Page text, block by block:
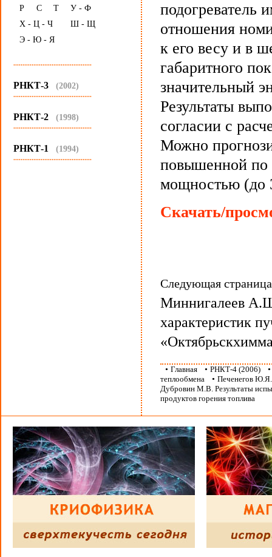
Р
С Т
У - Ф
Х - Ц - Ч
Ш - Щ
Э - Ю - Я
...........................................
РНКТ-3 (2002)
...........................................
РНКТ-2 (1998)
...........................................
РНКТ-1 (1994)
...........................................
подогреватель
отношения
к его весу и в
габаритного
значительный
Результаты
согласии с
Можно
повышенной по
мощностью
Скачать/
Следующая
Миннигалеев
характеристик
• Главная • РНКТ-4 (2006)
теплообмена • Печенегов
Дубровин М.В. Результаты
продуктов горения топлива